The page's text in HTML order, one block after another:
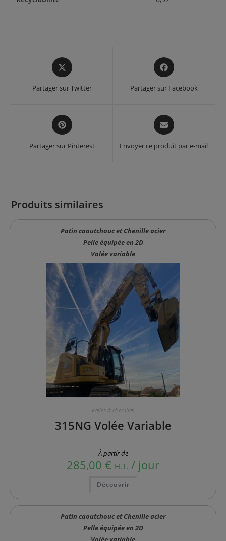
Opens
in
new
Partager sur Twitter
Opens
in
new
Partager sur Facebook
Opens
in
new
Partager sur Pinterest
Opens
in
new
Envoyer ce produit par e-mail
Produits similaires
Patin caoutchouc et Chenille acier
Pelle équipée en 2D
Volée variable
Pelles à chenilles
315NG Volée Variable
À partir de
285,00 € H.T. / jour
Découvrir
plusieurs
variations.
Les
options
peuvent
Patin caoutchouc et Chenille acier
Pelle équipée en 2D